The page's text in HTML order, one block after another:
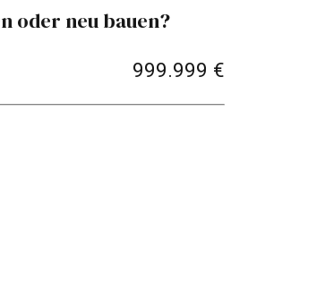
oder neu bauen?
999.999 €